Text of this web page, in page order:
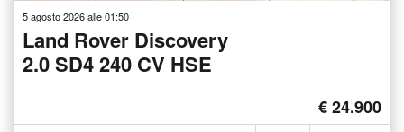
5 agosto 2026 alle 01:50
Land Rover Discovery
2.0 SD4 240 CV HSE
€ 24.900